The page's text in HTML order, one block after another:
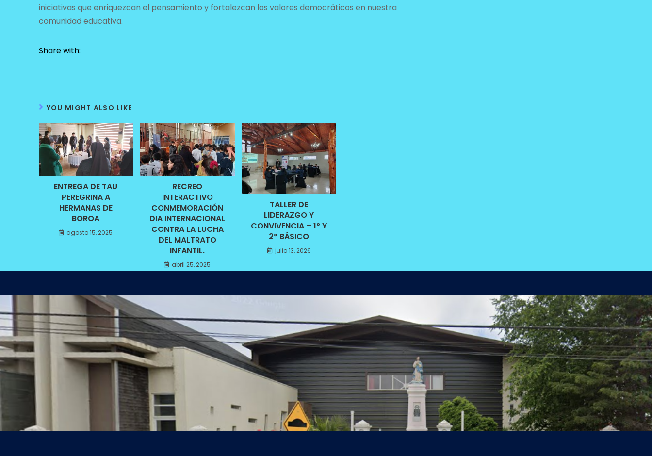
iniciativas que enriquezcan el pensamiento y fortalezcan los valores democráticos en nuestra
comunidad educativa.
Share with:
YOU MIGHT ALSO LIKE
ENTREGA DE TAU
PEREGRINA A
HERMANAS DE
BOROA
agosto 15, 2025
RECREO
INTERACTIVO
CONMEMORACIÓN
DIA INTERNACIONAL
CONTRA LA LUCHA
DEL MALTRATO
INFANTIL.
abril 25, 2025
TALLER DE
LIDERAZGO Y
CONVIVENCIA – 1° Y
2° BÁSICO
julio 13, 2026